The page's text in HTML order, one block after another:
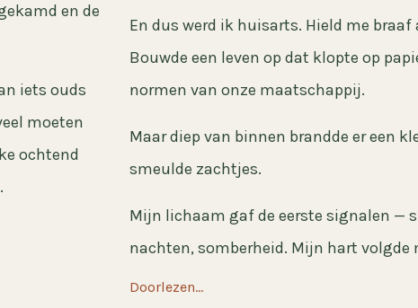
en de
iets ouds
moeten
ochtend
En dus werd ik huisarts. Hield me braaf
Bouwde een leven op dat klopte op
normen van onze maatschappij.
Maar diep van binnen brandde er een
smeulde zachtjes.
Mijn lichaam gaf de eerste signalen —
nachten, somberheid. Mijn hart volgde
Doorlezen...